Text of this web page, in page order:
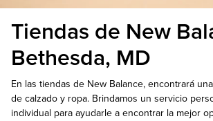
Tiendas de New
Bethesda, MD
En las tiendas de New Balance, encontrará
de calzado y ropa. Brindamos un servicio
individual para ayudarle a encontrar la mejor